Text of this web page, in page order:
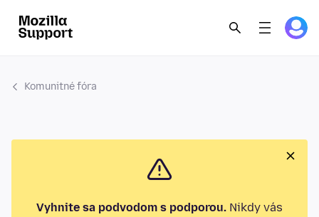
Komunitné fóra
Vyhnite sa podvodom s podporou. Nikdy vás